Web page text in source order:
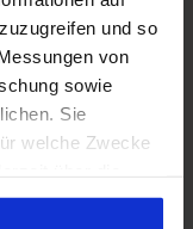
und so
von
sowie
Sie
welche Zwecke
das Privacy
3x
DisplayPort
2.1b